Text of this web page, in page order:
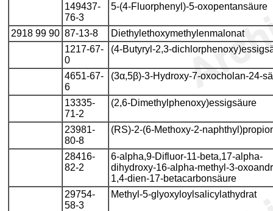
149437-
76-3
5-(4-Fluorphenyl)-5-oxopentansäure
2918 99 90 87-13-8
Diethylethoxymethylenmalonat
1217-67-
0
(4-Butyryl-2,3-
4651-67-
6
(3α,5β)-3-Hydroxy-7-oxocholan-24-
13335-
71-2
(2,6-Dimethylphenoxy)essigsäure
23981-
80-8
(RS)-2-(6-Methoxy-2-
28416-
82-2
6-alpha,9-Difluor-11-beta,17-alpha-
dihydroxy-16-alpha-methyl-3-
1,4-dien-17-betacarbonsäure
29754-
58-3
Methyl-5-glyoxyloylsalicylathydrat